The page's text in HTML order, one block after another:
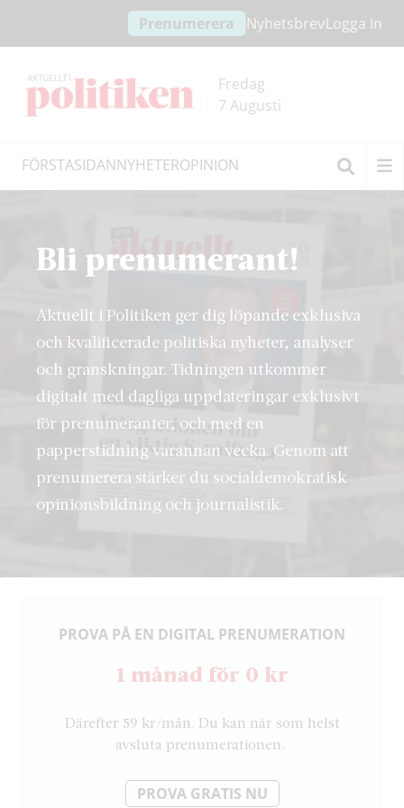
innehållet
headern
Prenumerera NyhetsbrevLogga In
Fredag
7 Augusti
FÖRSTASIDANNYHETEROPINION
Bli prenumerant!
Aktuellt i Politiken ger dig löpande exklusiva
och kvalificerade politiska nyheter, analyser
och granskningar. Tidningen utkommer
digitalt med dagliga uppdateringar exklusivt
för prenumeranter, och med en
papperstidning varannan vecka. Genom att
prenumerera stärker du socialdemokratisk
opinionsbildning och journalistik.
PROVA PÅ EN DIGITAL PRENUMERATION
1 månad för 0 kr
Därefter 59 kr/mån. Du kan när som helst
avsluta prenumerationen.
PROVA GRATIS NU